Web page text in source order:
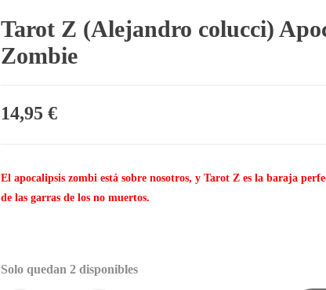
Tarot Z (Alejandro colucci)
Zombie
14,95 €
El apocalipsis zombi está sobre nosotros, y Tarot Z es la baraja
de las garras de los no muertos.
Solo quedan 2 disponibles